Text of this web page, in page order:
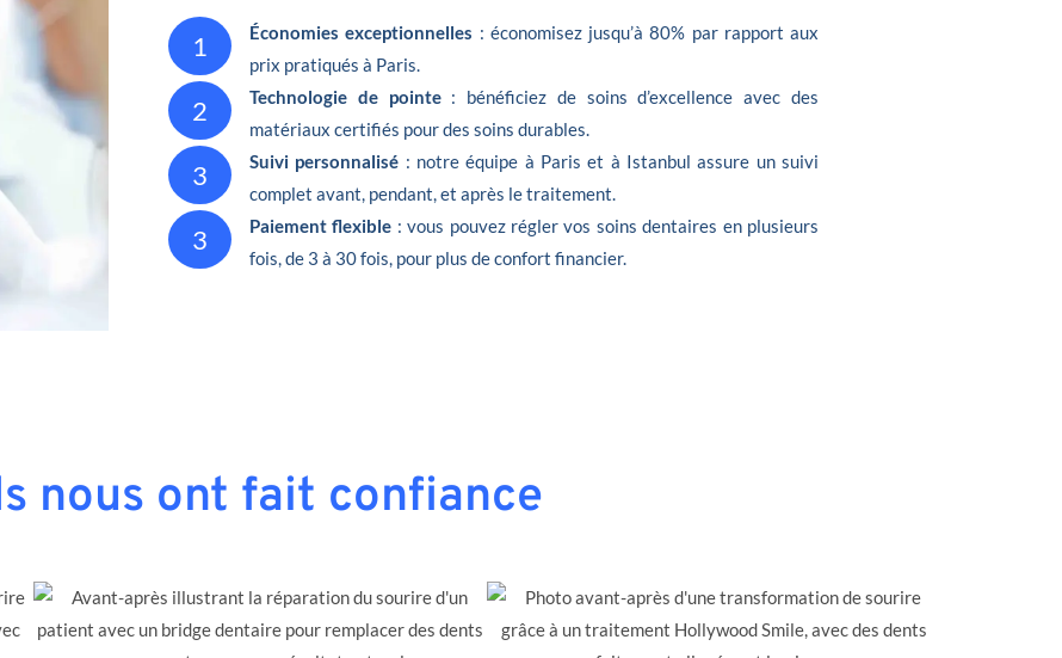
1 Économies exceptionnelles : économisez jusqu’à 80% par rapport aux
prix pratiqués à Paris.
2 Technologie de pointe: bénéficiez de soins d’excellence avec des
matériaux certifiés pour des soins durables.
3 Suivi personnalisé : notre équipe à Paris et à Istanbul assure un suivi
complet avant, pendant, et après le traitement.
3 Paiement flexible : vous pouvez régler vos soins dentaires en plusieurs
fois, de 3 à 30 fois, pour plus de confort financier.
nous ont fait confiance